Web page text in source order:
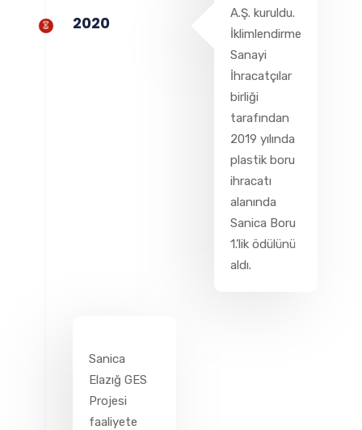
A.Ş. kuruldu.
İklimlendirme
Sanayi
İhracatçılar
birliği
tarafından
2019 yılında
plastik boru
ihracatı
alanında
Sanica Boru
1.’lik ödülünü
aldı.
2020
Sanica
Elazığ GES
Projesi
faaliyete